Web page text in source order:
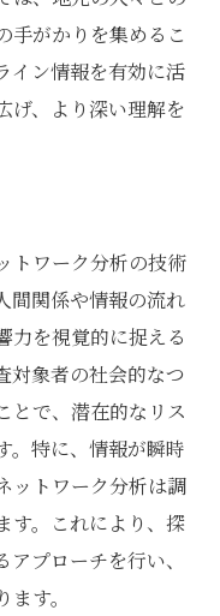
手がかりを集めるこ
イン情報を有効に活
げ、より深い理解を
トワーク分析の技術
間関係や情報の流れ
力を視覚的に捉える
対象者の社会的なつ
とで、潜在的なリス
。特に、情報が瞬時
ットワーク分析は調
す。これにより、探
プローチを行い、
す。